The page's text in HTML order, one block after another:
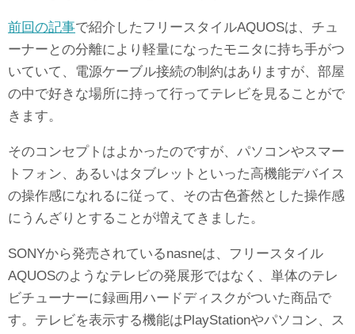
前回の記事で紹介したフリースタイルAQUOSは、チュ
ーナーとの分離により軽量になったモニタに持ち手がつ
いていて、電源ケーブル接続の制約はありますが、部屋
の中で好きな場所に持って行ってテレビを見ることがで
きます。
そのコンセプトはよかったのですが、パソコンやスマー
トフォン、あるいはタブレットといった高機能デバイス
の操作感になれるに従って、その古色蒼然とした操作感
にうんざりとすることが増えてきました。
SONYから発売されているnasneは、フリースタイル
AQUOSのようなテレビの発展形ではなく、単体のテレ
ビチューナーに録画用ハードディスクがついた商品で
す。テレビを表示する機能はPlayStationやパソコン、ス